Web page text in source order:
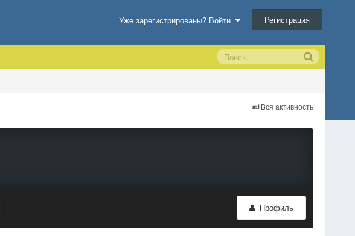
Уже зарегистрированы? Войти Регистрация
Вся активность
Профиль